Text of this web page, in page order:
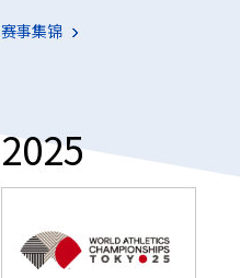
赛事集锦
2025